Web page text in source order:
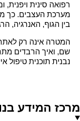
רפואה סינית
מערכת העצבים. כך
בין הגוף, האנרגיה,
המטרה אינה רק לאתר
שם, ואיך הרבדים
נבנית תוכנית
מרכז המידע